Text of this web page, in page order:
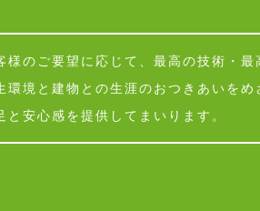
様のご要望に応じて、最高の技術・
環境と建物との生涯のおつきあいを
安心感を提供してまいります。